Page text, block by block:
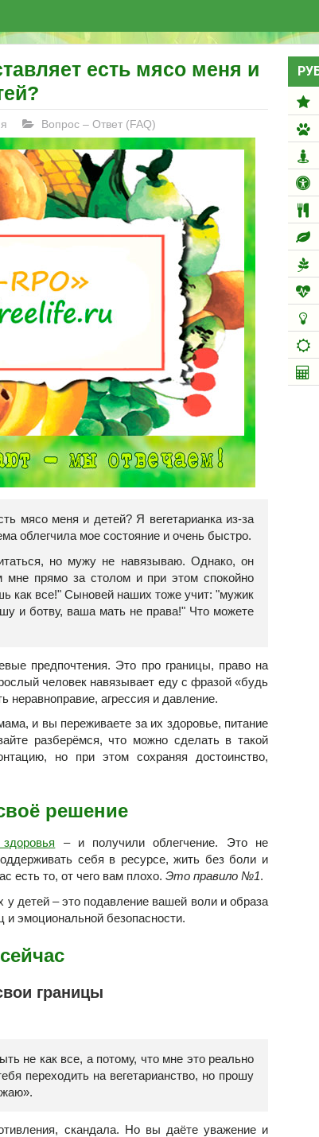
есть мясо меня и
Вопрос – Ответ (FAQ)
мясо меня и детей? Я вегетарианка из-за
облегчила мое состояние и очень быстро.
но мужу не навязываю. Однако, он
мне прямо за столом и при этом спокойно
как все!" Сыновей наших тоже учит: "мужик
и ботву, ваша мать не права!" Что можете
предпочтения. Это про границы, право на
человек навязывает еду с фразой «будь
неравноправие, агрессия и давление.
и вы переживаете за их здоровье, питание
разберёмся, что можно сделать в такой
но при этом сохраняя достоинство,
решение
– и получили облегчение. Это не
себя в ресурсе, жить без боли и
есть то, от чего вам плохо. Это правило №1.
детей – это подавление вашей воли и образа
эмоциональной безопасности.
границы
не как все, а потому, что мне это реально
переходить на вегетарианство, но прошу
скандала. Но вы даёте уважение и